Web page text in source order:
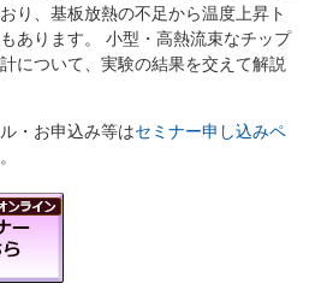
り、基板放熱の不足から温度上昇ト
あります。 小型・高熱流束なチップ
について、実験の結果を交えて解説
・お申込み等はセミナー申し込みペ